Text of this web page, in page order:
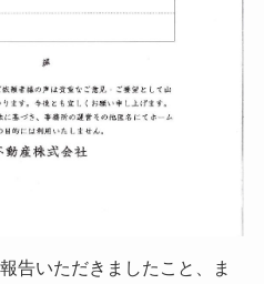
告いただきましたこと、ま